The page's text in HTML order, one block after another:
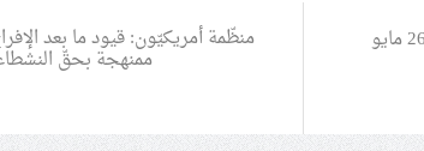
منظّمة أمريكيّون: قيود ما بعد
ممنهجة بحقّ